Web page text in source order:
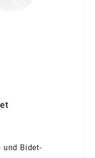
und Bidet-